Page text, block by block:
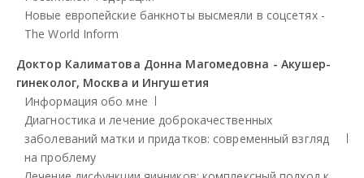
Новые европейские банкноты высмеяли в соцсетях -
The World Inform
Доктор Калиматова Донна Магомедовна - Акушер-
гинеколог, Москва и Ингушетия
Информация обо мне
Диагностика и лечение доброкачественных
заболеваний матки и придатков: современный взгляд
на проблему